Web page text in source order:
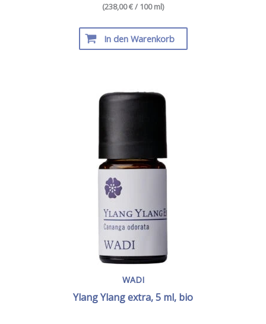
(238,00 € / 100 ml)
In den Warenkorb
WADI
Ylang Ylang extra, 5 ml, bio